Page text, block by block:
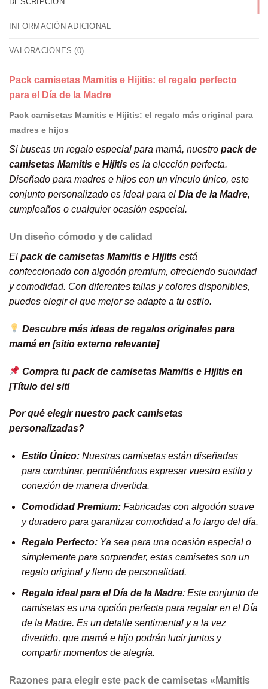
INFORMACIÓN ADICIONAL
VALORACIONES (0)
Pack camisetas Mamitis e Hijitis: el regalo perfecto
para el Día de la Madre
Pack camisetas Mamitis e Hijitis: el regalo más original para
madres e hijos
Si buscas un regalo especial para mamá, nuestro pack de
camisetas Mamitis e Hijitis es la elección perfecta.
Diseñado para madres e hijos con un vínculo único, este
conjunto personalizado es ideal para el Día de la Madre,
cumpleaños o cualquier ocasión especial.
Un diseño cómodo y de calidad
El pack de camisetas Mamitis e Hijitis está
confeccionado con algodón premium, ofreciendo suavidad
y comodidad. Con diferentes tallas y colores disponibles,
puedes elegir el que mejor se adapte a tu estilo.
Descubre más ideas de regalos originales para
mamá en [sitio externo relevante]
Compra tu pack de camisetas Mamitis e Hijitis en
[Título del siti
Por qué elegir nuestro pack camisetas
personalizadas?
Estilo Único:Nuestras camisetas están diseñadas
para combinar, permitiéndoos expresar vuestro estilo y
conexión de manera divertida.
Comodidad Premium:Fabricadas con algodón suave
y duradero para garantizar comodidad a lo largo del día.
Regalo Perfecto:Ya sea para una ocasión especial o
simplemente para sorprender, estas camisetas son un
regalo original y lleno de personalidad.
Regalo ideal para el Día de la Madre: Este conjunto de
camisetas es una opción perfecta para regalar en el Día
de la Madre. Es un detalle sentimental y a la vez
divertido, que mamá e hijo podrán lucir juntos y
compartir momentos de alegría.
Razones para elegir este pack de camisetas «Mamitis